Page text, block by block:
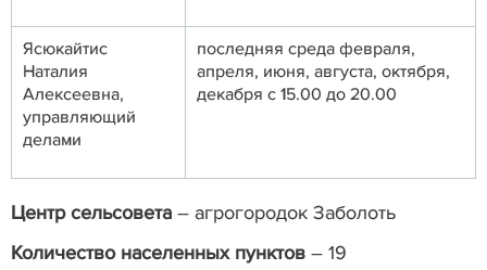
Ясюкайтис
Наталия
Алексеевна,
управляющий
делами
последняя среда февраля,
апреля, июня, августа, октября,
декабря с 15.00 до 20.00
Центр сельсовета – агрогородок Заболоть
Количество населенных пунктов – 19